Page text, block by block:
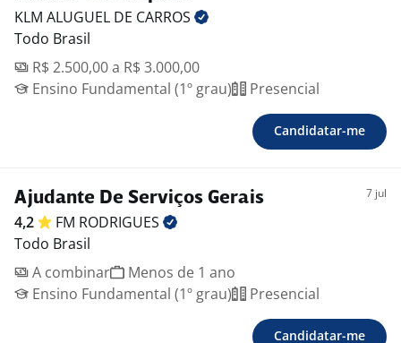
KLM ALUGUEL DE CARROS
Todo Brasil
R$ 2.500,00 a R$ 3.000,00
Ensino Fundamental (1º grau)
Presencial
Candidatar-me
Ajudante De Serviços Gerais 7 jul
4,2 FM RODRIGUES
Todo Brasil
A combinar
Menos de 1 ano
Ensino Fundamental (1º grau)
Presencial
Candidatar-me